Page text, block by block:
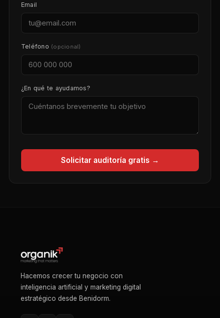
Email
Teléfono (opcional)
¿En qué te ayudamos?
Solicitar auditoría gratis →
Hacemos crecer tu negocio con
inteligencia artificial y marketing digital
estratégico desde Benidorm.